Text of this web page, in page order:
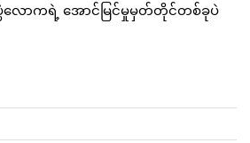
ောကရဲ့ အောင်မြင်မှုမှတ်တိုင်တစ်ခုပဲ